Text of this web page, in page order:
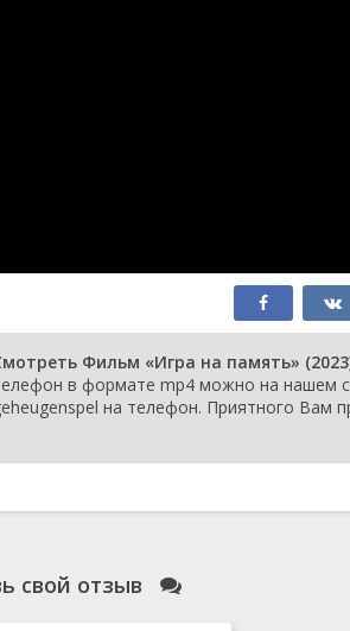
Фильм «Игра на память»
в формате mp4 можно на нашем
на телефон. Приятного Вам
свой отзыв